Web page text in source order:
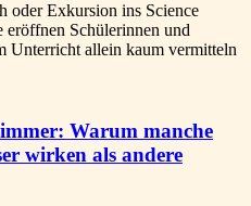
oder Exkursion ins Science
eröffnen Schülerinnen und
Unterricht allein kaum vermitteln
Warum manche
wirken als andere